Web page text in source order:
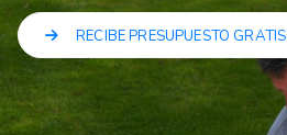
RECIBE PRESUPUESTO GRATIS